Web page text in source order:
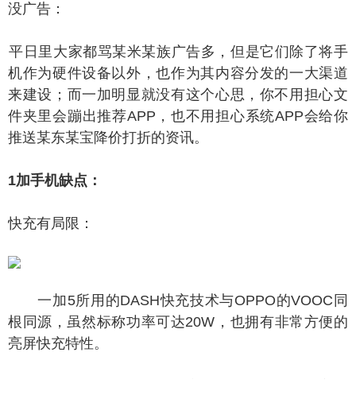
告：
里大家都骂某米某族广告多，但是它们除了将手
机作为硬件设备以外，也作为其内容分发的一大渠道
来建设；而一加明显就没有这个心思，你不用担心文
件夹里会蹦出推荐APP，也不用担心系统APP会给你
推送某东某宝降价打折的资讯。
手机缺点：
有局限：
一加5所用的DASH快充技术与OPPO的VOOC同
根同源，虽然标称功率可达20W，也拥有非常方便的
亮屏快充特性。